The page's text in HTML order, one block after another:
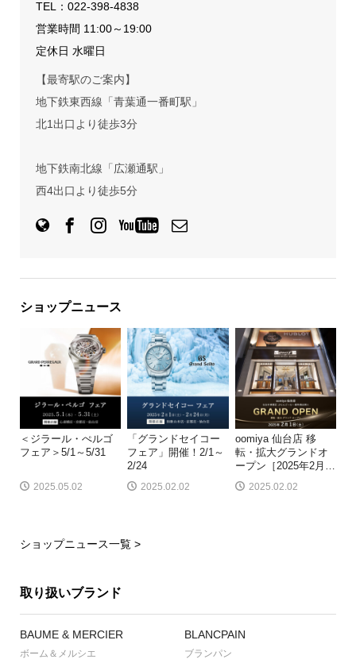
TEL： 022-398-4838
営業時間 11:00～19:00
定休日 水曜日
【最寄駅のご案内】
地下鉄東西線「青葉通一番町駅」
北1出口より徒歩3分
地下鉄南北線「広瀬通駅」
西4出口より徒歩5分
ショップニュース
＜ジラール・ぺルゴ
フェア＞5/1～5/31
2025.05.02
「グランドセイコー
フェア」開催！2/1～
2/24
2025.02.02
oomiya 仙台店 移
転・拡大グランドオ
ープン［2025年2月 …
2025.02.02
ショップニュース一覧 >
取り扱いブランド
BAUME & MERCIER
ボーム＆メルシエ
BLANCPAIN
ブランパン